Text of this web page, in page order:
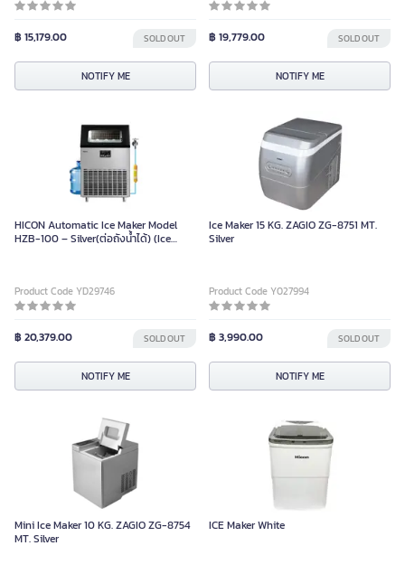
฿ 15,179.00 SOLD OUT
NOTIFY ME
฿ 19,779.00 SOLD OUT
NOTIFY ME
HICON Automatic Ice Maker Model
HZB-100 – Silver(ต่อถังน้ำได้) (Ice
Product Code YD29746
฿ 20,379.00 SOLD OUT
NOTIFY ME
Ice Maker 15 KG. ZAGIO ZG-8751 MT.
Silver
Product Code Y027994
฿ 3,990.00 SOLD OUT
NOTIFY ME
Mini Ice Maker 10 KG. ZAGIO ZG-8754
MT. Silver
ICE Maker White